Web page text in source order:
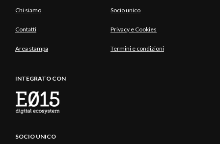
Chi siamo Socio unico
Contatti Privacy e Cookies
Area stampa Termini e condizioni
INTEGRATO CON
SOCIO UNICO